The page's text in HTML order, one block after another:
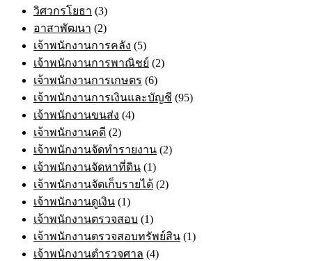
วิศวกรโยธา (3)
อาสาพัฒนา (2)
เจ้าพนักงานการคลัง (5)
เจ้าพนักงานการพาณิชย์ (2)
เจ้าพนักงานการเกษตร (6)
เจ้าพนักงานการเงินและบัญชี (95)
เจ้าพนักงานขนส่ง (4)
เจ้าพนักงานคดี (2)
เจ้าพนักงานจัดทำรายงาน (2)
เจ้าพนักงานจัดหาที่ดิน (1)
เจ้าพนักงานจัดเก็บรายได้ (2)
เจ้าพนักงานดูเงิน (1)
เจ้าพนักงานตรวจสอบ (1)
เจ้าพนักงานตรวจสอบทรัพย์สิน (1)
เจ้าพนักงานตำรวจศาล (4)